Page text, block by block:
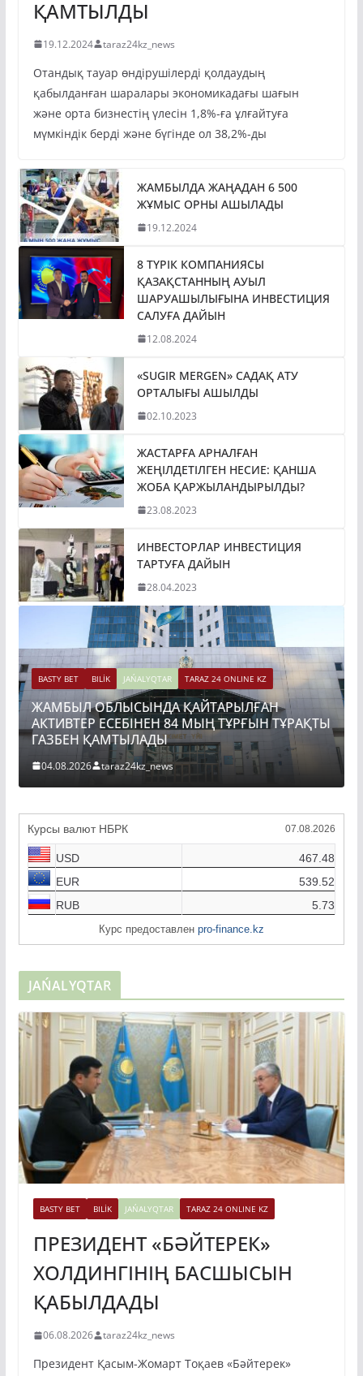
ҚАМТЫЛДЫ
19.12.2024 taraz24kz_news
Отандық тауар өндірушілерді қолдаудың
қабылданған шаралары экономикадағы шағын
және орта бизнестің үлесін 1,8%-ға ұлғайтуға
мүмкіндік берді және бүгінде ол 38,2%-ды
ЖАМБЫЛДА ЖАҢАДАН 6 500
ЖҰМЫС ОРНЫ АШЫЛАДЫ
19.12.2024
8 ТҮРІК КОМПАНИЯСЫ
ҚАЗАҚСТАННЫҢ АУЫЛ
ШАРУАШЫЛЫҒЫНА ИНВЕСТИЦИЯ
САЛУҒА ДАЙЫН
12.08.2024
«SUGIR MERGEN» САДАҚ АТУ
ОРТАЛЫҒЫ АШЫЛДЫ
02.10.2023
ЖАСТАРҒА АРНАЛҒАН
ЖЕҢІЛДЕТІЛГЕН НЕСИЕ: ҚАНША
ЖОБА ҚАРЖЫЛАНДЫРЫЛДЫ?
23.08.2023
ИНВЕСТОРЛАР ИНВЕСТИЦИЯ
ТАРТУҒА ДАЙЫН
28.04.2023
BASTY BET BILİK JAŃALYQTAR TARAZ 24 ONLINE KZ
ТОҚАЕВ БІРНЕШЕ ІРІ АВТОЖОЛ
ҚҰРЫЛЫСЫН РЕСМИ ТҮРДЕ БАСТАП БЕРДІ
Курсы валют НБРК 07.08.2026
Курс предоставленpro-finance.kz
JAŃALYQTAR
ПРЕЗИДЕНТ «БӘЙТЕРЕК»
ХОЛДИНГІНІҢ БАСШЫСЫН
ҚАБЫЛДАДЫ